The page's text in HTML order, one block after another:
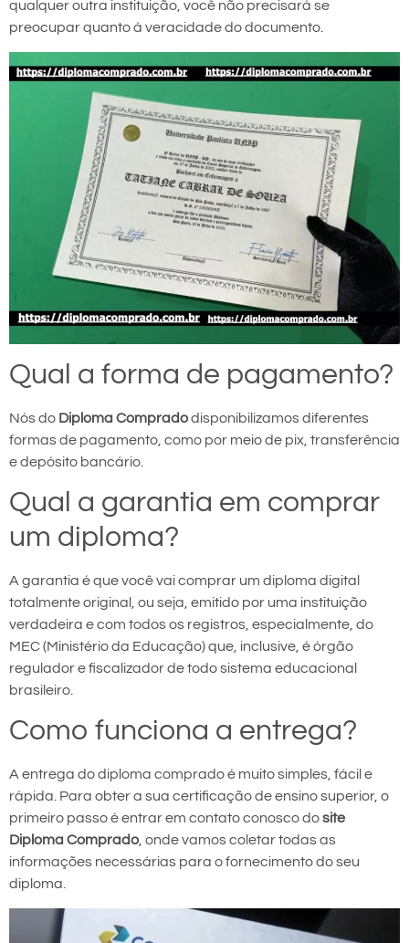
qualquer outra instituição, você não precisará se
preocupar quanto à veracidade do documento.
Qual a forma de pagamento?
Nós do Diploma Compradodisponibilizamos diferentes
formas de pagamento, como por meio de pix, transferência
e depósito bancário.
Qual a garantia em comprar
um diploma?
A garantia é que você vai comprar um diploma digital
totalmente original, ou seja, emitido por uma instituição
verdadeira e com todos os registros, especialmente, do
MEC (Ministério da Educação) que, inclusive, é órgão
regulador e fiscalizador de todo sistema educacional
brasileiro.
Como funciona a entrega?
A entrega do diploma comprado é muito simples, fácil e
rápida. Para obter a sua certificação de ensino superior, o
primeiro passo é entrar em contato conosco dosite
Diploma Comprado, onde vamos coletar todas as
informações necessárias para o fornecimento do seu
diploma.